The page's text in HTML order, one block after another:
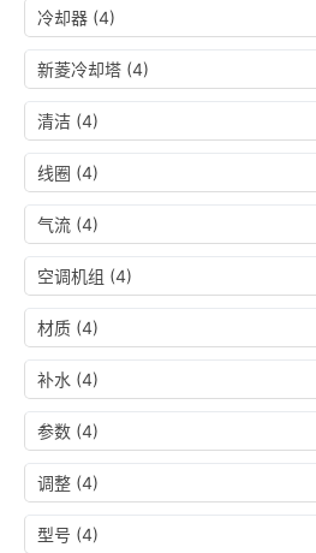
冷却器 (4)
新菱冷却塔 (4)
清洁 (4)
线圈 (4)
气流 (4)
空调机组 (4)
材质 (4)
补水 (4)
参数 (4)
调整 (4)
型号 (4)